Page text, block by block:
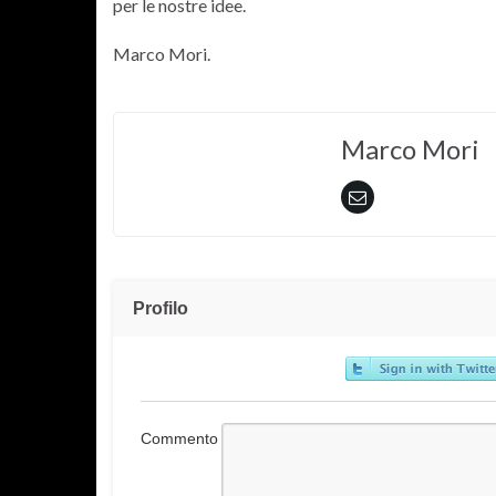
per le nostre idee.
Marco Mori.
Marco Mori
Profilo
Commento